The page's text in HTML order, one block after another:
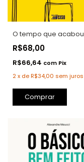
O tempo que acabou
R$68,00
R$66,64 com Pix
2x deR$34,00 sem juros
Comprar